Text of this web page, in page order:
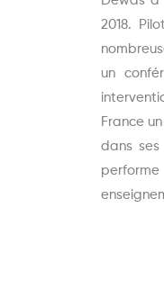
2018.
un
France
dans ses